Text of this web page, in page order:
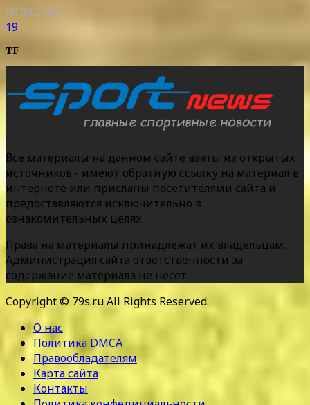
08.08.2026
19
TF
Все материалы на данном сайте взяты из открытых
источников - имеют обратную ссылку на материал в
интернете или присланы посетителями сайта и
предоставляются исключительно в
ознакомительных целях.
Права на материалы принадлежат их владельцам.
Администрация сайта ответственности за
содержание материала не несет.
Copyright © 79s.ru All Rights Reserved.
О нас
Политика DMCA
Правообладателям
Карта сайта
Контакты